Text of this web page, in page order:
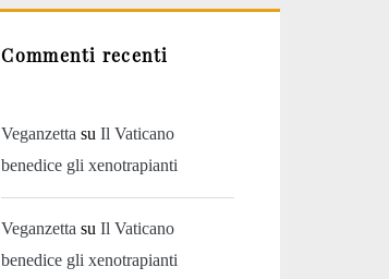
Commenti recenti
Veganzetta suIl Vaticano
benedice gli xenotrapianti
Veganzetta suIl Vaticano
benedice gli xenotrapianti